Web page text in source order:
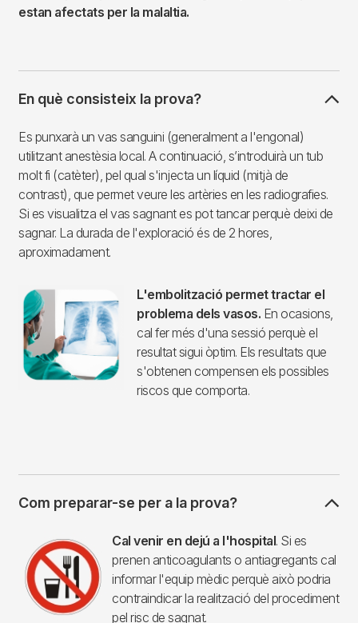
estan afectats per la malaltia.
En què consisteix la prova?
Es punxarà un vas sanguini (generalment a l'engonal)
utilitzant anestèsia local. A continuació, s’introduirà un tub
molt fi (catèter), pel qual s'injecta un líquid (mitjà de
contrast), que permet veure les artèries en les radiografies.
Si es visualitza el vas sagnant es pot tancar perquè deixi de
sagnar. La durada de l'exploració és de 2 hores,
aproximadament.
L'embolització permet tractar el
problema dels vasos. En ocasions,
cal fer més d'una sessió perquè el
resultat sigui òptim. Els resultats que
s'obtenen compensen els possibles
riscos que comporta.
Com preparar-se per a la prova?
Imagen Cal venir en dejú a l'hospital. Si es
prenen anticoagulants o antiagregants cal
informar l'equip mèdic perquè això podria
contraindicar la realització del procediment
pel risc de sagnat.